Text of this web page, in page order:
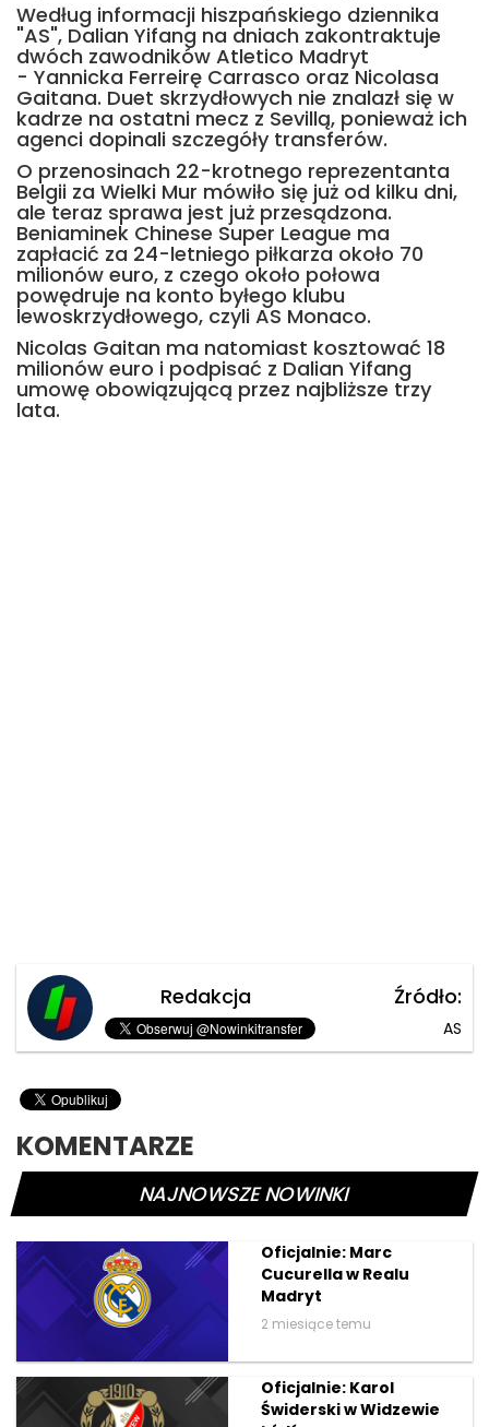
Według informacji hiszpańskiego dziennika
"AS", Dalian Yifang na dniach zakontraktuje
dwóch zawodników Atletico Madryt
- Yannicka Ferreirę Carrasco oraz Nicolasa
Gaitana. Duet skrzydłowych nie znalazł się w
kadrze na ostatni mecz z Sevillą, ponieważ ich
agenci dopinali szczegóły transferów.
O przenosinach 22-krotnego reprezentanta
Belgii za Wielki Mur mówiło się już od kilku dni,
ale teraz sprawa jest już przesądzona.
Beniaminek Chinese Super League ma
zapłacić za 24-letniego piłkarza około 70
milionów euro, z czego około połowa
powędruje na konto byłego klubu
lewoskrzydłowego, czyli AS Monaco.
Nicolas Gaitan ma natomiast kosztować 18
milionów euro i podpisać z Dalian Yifang
umowę obowiązującą przez najbliższe trzy
lata.
Redakcja Źródło:
AS
KOMENTARZE
NAJNOWSZE NOWINKI
Oficjalnie: Marc
Cucurella w Realu
Madryt
2 miesiące temu
Oficjalnie: Karol
Świderski w Widzewie